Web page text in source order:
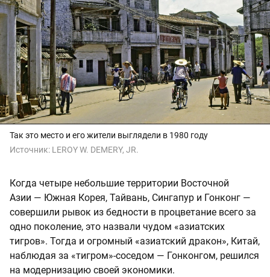
Так это место и его жители выглядели в 1980 году
Источник: LEROY W. DEMERY, JR.
Когда четыре небольшие территории Восточной
Азии — Южная Корея, Тайвань, Сингапур и Гонконг —
совершили рывок из бедности в процветание всего за
одно поколение, это назвали чудом «азиатских
тигров». Тогда и огромный «азиатский дракон», Китай,
наблюдая за «тигром»-соседом — Гонконгом, решился
на модернизацию своей экономики.